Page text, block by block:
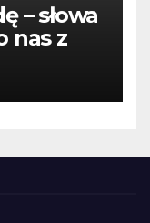
– słowa
nas z